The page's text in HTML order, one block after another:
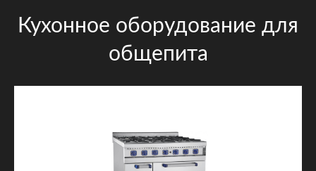
Кухонное оборудование для
общепита